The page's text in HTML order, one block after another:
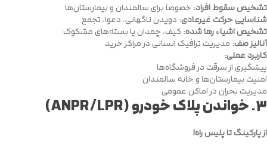
تشخیص سقوط افراد: خصوصاً برای سالمندان و بیمارستان‌ها
شناسایی حرکت غیرعادی: دویدن ناگهانی، دعوا، تجمع
تشخیص اشیاء رها شده: کیف، چمدان یا بسته‌های مشکوک
آنالیز صف: مدیریت ترافیک انسانی در مراکز خرید
کاربرد عملی:
پیشگیری از سرقت در فروشگاه‌ها
امنیت بیمارستان‌ها و خانه سالمندان
مدیریت بحران در اماکن عمومی
۳. خواندن پلاک خودرو (ANPR/LPR)
از پارکینگ تا پلیس راه!